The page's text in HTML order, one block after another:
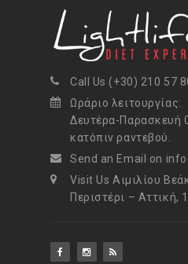
Call Us (+30) 210 57
Ωράριο λειτουργίας:
Δευτέρα-Παρασκευή
κατόπιν ραντεβού.
Send an Email on
Visit Us Αιμιλίου
Περιστέρι – Αττική,